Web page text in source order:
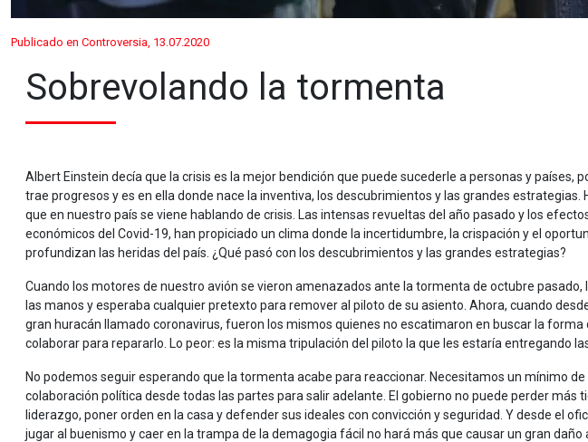
Publicado en Controversia, 13.07.2020
Sobrevolando la tormenta
Albert Einstein decía que la crisis es la mejor bendición que puede sucederle a personas y países,
trae progresos y es en ella donde nace la inventiva, los descubrimientos y las grandes estrategias.
que en nuestro país se viene hablando de crisis. Las intensas revueltas del año pasado y los
económicos del Covid-19, han propiciado un clima donde la incertidumbre, la crispación y el
profundizan las heridas del país. ¿Qué pasó con los descubrimientos y las grandes estrategias?
Cuando los motores de nuestro avión se vieron amenazados ante la tormenta de octubre pasado,
las manos y esperaba cualquier pretexto para remover al piloto de su asiento. Ahora, cuando
gran huracán llamado coronavirus, fueron los mismos quienes no escatimaron en buscar la forma
colaborar para repararlo. Lo peor: es la misma tripulación del piloto la que les estaría entregando
No podemos seguir esperando que la tormenta acabe para reaccionar. Necesitamos un mínimo
colaboración política desde todas las partes para salir adelante. El gobierno no puede perder más
liderazgo, poner orden en la casa y defender sus ideales con convicción y seguridad. Y desde el
jugar al buenismo y caer en la trampa de la demagogia fácil no hará más que causar un gran daño